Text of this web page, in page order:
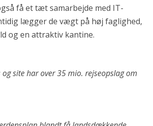
få et tæt samarbejde med IT-
lægger de vægt på høj faglighed,
og en attraktiv kantine.
site har over 35 mio. rejseopslag om